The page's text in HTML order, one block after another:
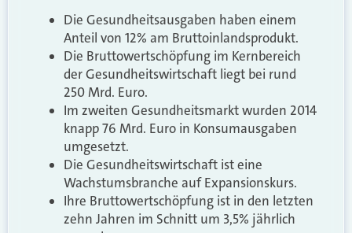
Die Gesundheitsausgaben haben einem
Anteil von 12% am Bruttoinlandsprodukt.
Die Bruttowertschöpfung im Kernbereich
der Gesundheitswirtschaft liegt bei rund
250 Mrd. Euro.
Im zweiten Gesundheitsmarkt wurden 2014
knapp 76 Mrd. Euro in Konsumausgaben
umgesetzt.
Die Gesundheitswirtschaft ist eine
Wachstumsbranche auf Expansionskurs.
Ihre Bruttowertschöpfung ist in den letzten
zehn Jahren im Schnitt um 3,5% jährlich